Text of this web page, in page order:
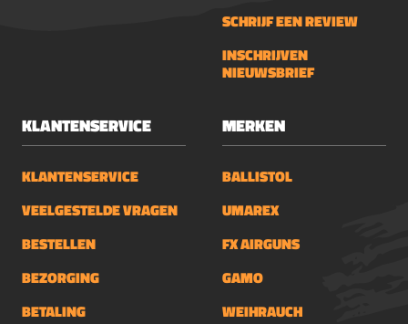
SCHRIJF EEN REVIEW
INSCHRIJVEN
NIEUWSBRIEF
KLANTENSERVICE
KLANTENSERVICE
VEELGESTELDE VRAGEN
BESTELLEN
BEZORGING
BETALING
MERKEN
BALLISTOL
UMAREX
FX AIRGUNS
GAMO
WEIHRAUCH